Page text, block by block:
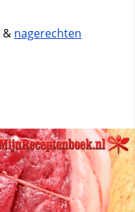
& nagerechten